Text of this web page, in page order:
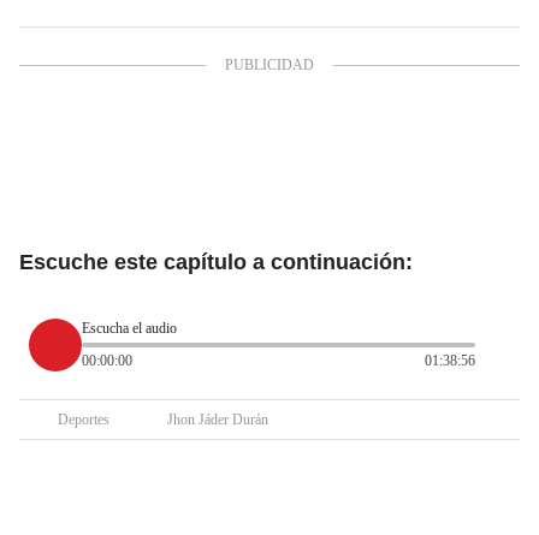
Escuche este capítulo a continuación:
Escucha el audio
00:00:00
01:38:56
Deportes Jhon Jáder Durán